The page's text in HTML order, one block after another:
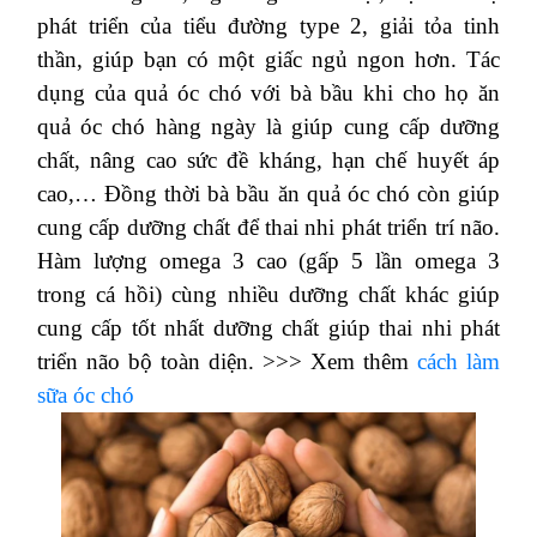
phát triển của tiểu đường type 2, giải tỏa tinh
thần, giúp bạn có một giấc ngủ ngon hơn. Tác
dụng của quả óc chó với bà bầu khi cho họ ăn
quả óc chó hàng ngày là giúp cung cấp dưỡng
chất, nâng cao sức đề kháng, hạn chế huyết áp
cao,… Đồng thời bà bầu ăn quả óc chó còn giúp
cung cấp dưỡng chất để thai nhi phát triển trí não.
Hàm lượng omega 3 cao (gấp 5 lần omega 3
trong cá hồi) cùng nhiều dưỡng chất khác giúp
cung cấp tốt nhất dưỡng chất giúp thai nhi phát
triển não bộ toàn diện. >>> Xem thêm cách làm
sữa óc chó